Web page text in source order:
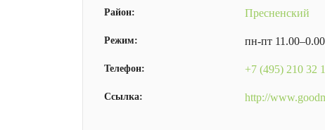
Район: Пресненский
Режим: пн-пт
Телефон: +7 (495) 210 32
Ссылка: http://